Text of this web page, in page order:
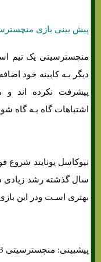
پیش بینی بازی
منچسترسیتی یک تیم
دیگر بـه کابینه خود
پیشرفت نکرده اند و
اشتباهات گاه بـه گاه
نیوکاسل یونایتد
سال گذشته رشد زیادی
بهتری اسـت ودر این
پیشبینی: منچسترسیتی 3-2 نیوکاسل یونایتد